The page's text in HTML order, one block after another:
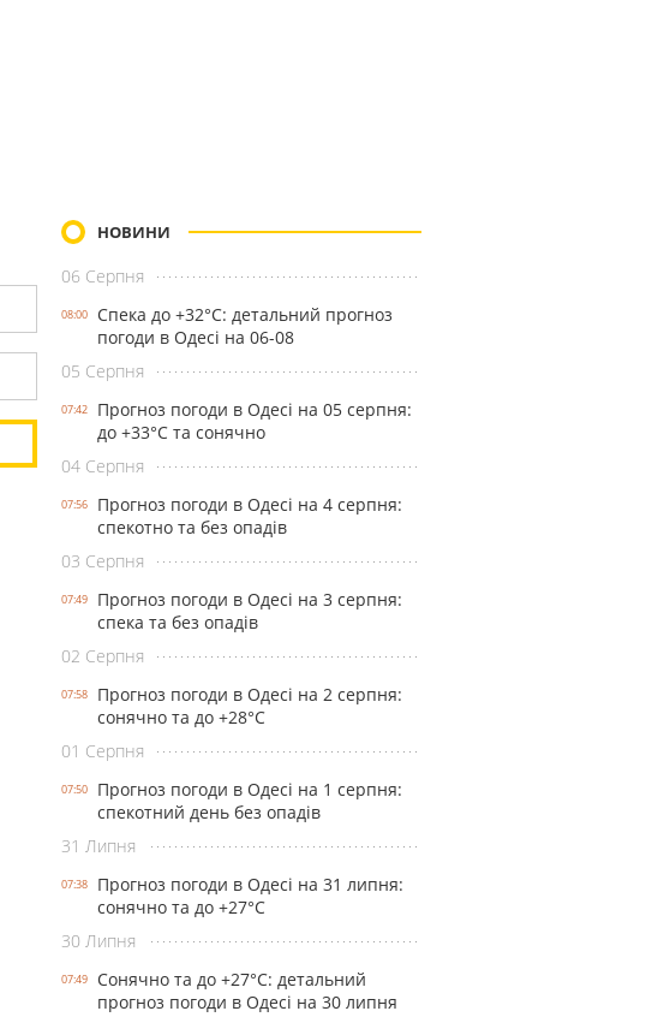
НОВИНИ
06 Серпня
08:00
Спека до +32°С: детальний прогноз
погоди в Одесі на 06-08
05 Серпня
07:42
Прогноз погоди в Одесі на 05 серпня:
до +33°С та сонячно
04 Серпня
07:56
Прогноз погоди в Одесі на 4 серпня:
спекотно та без опадів
03 Серпня
07:49
Прогноз погоди в Одесі на 3 серпня:
спека та без опадів
02 Серпня
07:58
Прогноз погоди в Одесі на 2 серпня:
сонячно та до +28°С
01 Серпня
07:50
Прогноз погоди в Одесі на 1 серпня:
спекотний день без опадів
31 Липня
07:38
Прогноз погоди в Одесі на 31 липня:
сонячно та до +27°С
30 Липня
07:49
Сонячно та до +27°С: детальний
прогноз погоди в Одесі на 30 липня